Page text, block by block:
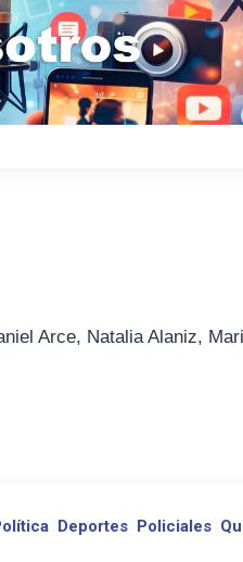
Arce, Natalia Alaniz,
Deportes Policiales